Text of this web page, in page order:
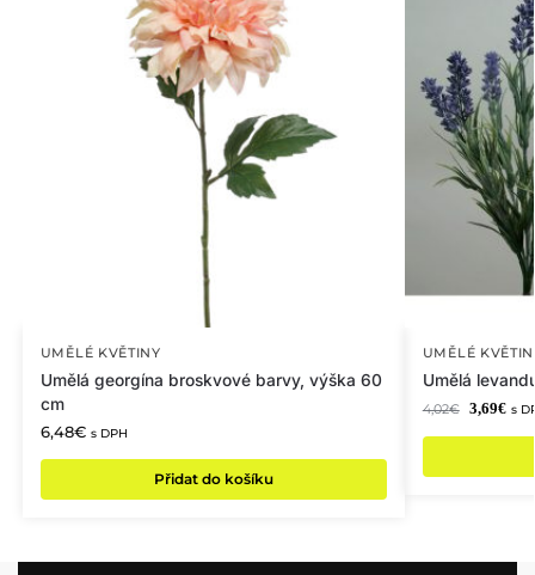
UMĚLÉ KVĚTINY
Umělá georgína broskvové barvy, výška 60
cm
6,48€ s DPH
Přidat do košíku
UMĚLÉ
Umělá
4,02€ 3,69€ s